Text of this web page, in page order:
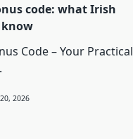
code: what Irish
know
Code – Your Practical
2026